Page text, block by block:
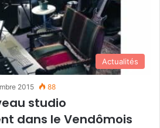
Actualités
2015 88
studio
dans le Vendômois